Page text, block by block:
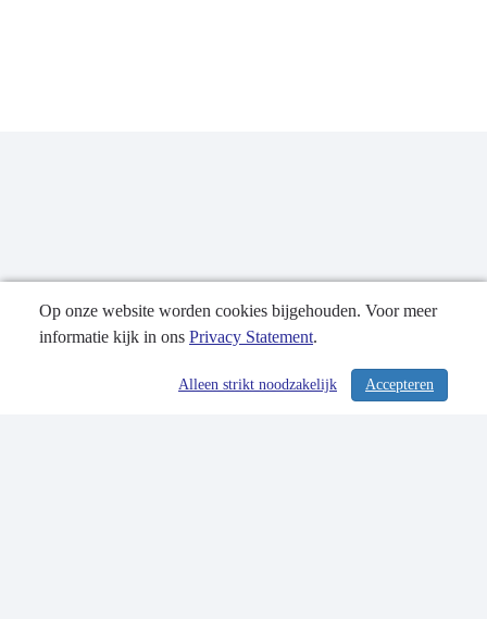
/ 336
Publicatiedatum: 08-10-2018
Op onze website worden cookies bijgehouden. Voor meer
informatie kijk in ons Privacy Statement.
Accepteren
Alleen strikt noodzakelijk